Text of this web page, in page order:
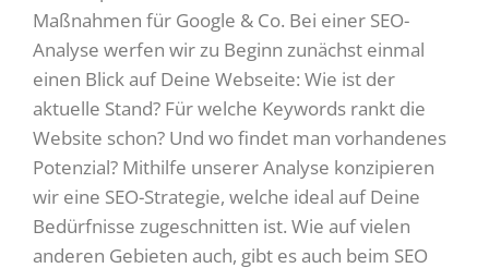
Maßnahmen für Google & Co. Bei einer SEO-
Analyse werfen wir zu Beginn zunächst einmal
einen Blick auf Deine Webseite: Wie ist der
aktuelle Stand? Für welche Keywords rankt die
Website schon? Und wo findet man vorhandenes
Potenzial? Mithilfe unserer Analyse konzipieren
wir eine SEO-Strategie, welche ideal auf Deine
Bedürfnisse zugeschnitten ist. Wie auf vielen
anderen Gebieten auch, gibt es auch beim SEO